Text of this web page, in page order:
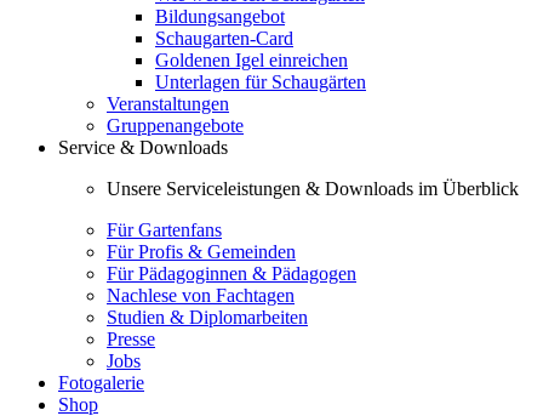
Bildungsangebot
Schaugarten-Card
Goldenen Igel einreichen
Unterlagen für Schaugärten
Veranstaltungen
Gruppenangebote
Service & Downloads
Unsere Serviceleistungen & Downloads im Überblick
Für Gartenfans
Für Profis & Gemeinden
Für Pädagoginnen & Pädagogen
Nachlese von Fachtagen
Studien & Diplomarbeiten
Presse
Jobs
Fotogalerie
Shop